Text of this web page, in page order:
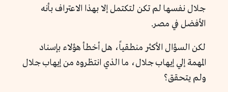
جلال نفسها لم تكن لتكتمل إلا بهذا الاعتراف بأنه
الأفضل في مصر.
لكن السؤال الأكثر منطقياً، هل أخطأ هؤلاء بإسناد
المهمة إلي إيهاب جلال، ما الذي انتظروه من إيهاب جلال
ولم يتحقق؟